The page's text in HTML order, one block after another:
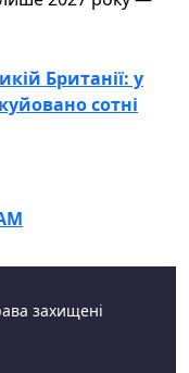
Британії: у
сотні
захищені